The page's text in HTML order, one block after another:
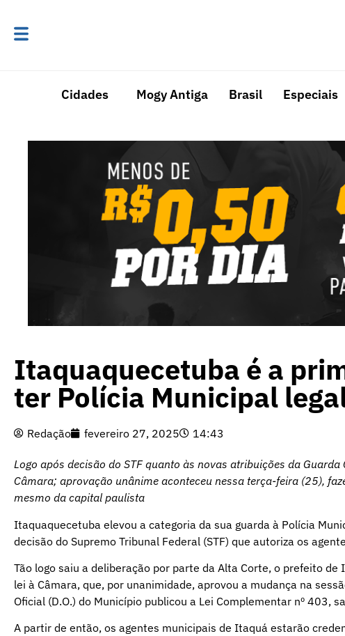
Cidades Mogy Antiga Brasil Especiais
Itaquaquecetuba é a
ter Polícia Municipal
Redação fevereiro 27, 2025 14:43
Logo após decisão do STF quanto às novas atribuições da
Câmara; aprovação unânime aconteceu nessa terça-feira (25),
mesmo da capital paulista
Itaquaquecetuba elevou a categoria da sua guarda à Polícia
decisão do Supremo Tribunal Federal (STF) que autoriza os
Tão logo saiu a deliberação por parte da Alta Corte, o prefeito
lei à Câmara, que, por unanimidade, aprovou a mudança na
Oficial (D.O.) do Município publicou a Lei Complementar nº 403,
A partir de então, os agentes municipais de Itaquá estarão